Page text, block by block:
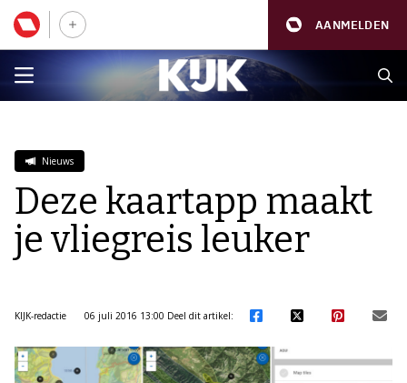
AANMELDEN
Nieuws
Deze kaartapp maakt
je vliegreis leuker
KIJK-redactie 06 juli 2016 13:00 Deel dit artikel: